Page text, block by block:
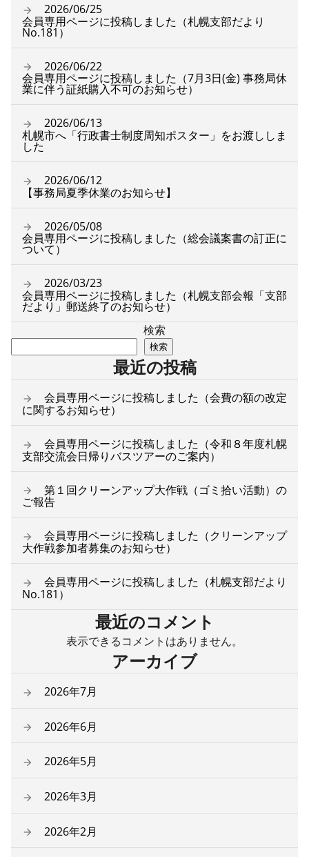
2026/06/25
会員専用ページに投稿しました（札幌支部だより
No.181）
2026/06/22
会員専用ページに投稿しました（7月3日(金) 事務局休
業に伴う証紙購入不可のお知らせ）
2026/06/13
札幌市へ「行政書士制度周知ポスター」をお渡ししま
した
2026/06/12
【事務局夏季休業のお知らせ】
2026/05/08
会員専用ページに投稿しました（総会議案書の訂正に
ついて）
2026/03/23
会員専用ページに投稿しました（札幌支部会報「支部
だより」郵送終了のお知らせ）
検索
検索
最近の投稿
会員専用ページに投稿しました（会費の額の改定
に関するお知らせ）
会員専用ページに投稿しました（令和８年度札幌
支部交流会日帰りバスツアーのご案内）
第１回クリーンアップ大作戦（ゴミ拾い活動）の
ご報告
会員専用ページに投稿しました（クリーンアップ
大作戦参加者募集のお知らせ）
会員専用ページに投稿しました（札幌支部だより
No.181）
最近のコメント
表示できるコメントはありません。
アーカイブ
2026年7月
2026年6月
2026年5月
2026年3月
2026年2月